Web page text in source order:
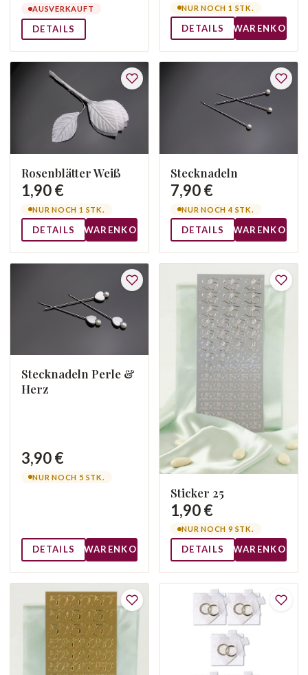
AUSVERKAUFT
DETAILS
NUR NOCH 1 STK.
DETAILS WARENKORB
Rosenblätter Weiß
1,90 €
NUR NOCH 1 STK.
DETAILS WARENKORB
Stecknadeln
7,90 €
NUR NOCH 4 STK.
DETAILS WARENKORB
Stecknadeln Perle &
Herz
3,90 €
NUR NOCH 5 STK.
DETAILS WARENKORB
Sticker 25
1,90 €
NUR NOCH 9 STK.
DETAILS WARENKORB